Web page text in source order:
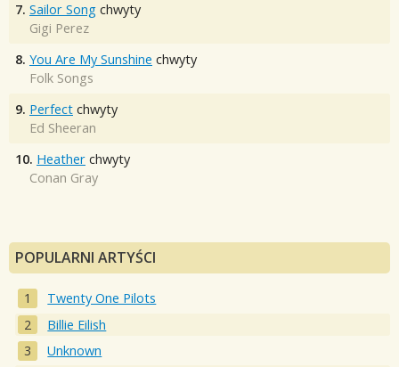
7. Sailor Song chwyty
Gigi Perez
8. You Are My Sunshine chwyty
Folk Songs
9. Perfect chwyty
Ed Sheeran
10. Heather chwyty
Conan Gray
POPULARNI ARTYŚCI
Twenty One Pilots
Billie Eilish
Unknown